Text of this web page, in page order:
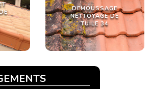
DEMOUSSAGE
NETTOYAGE DE
TUILE 34